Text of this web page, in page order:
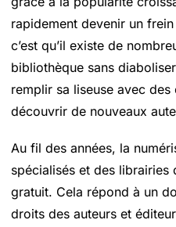
rapidement devenir un
c’est qu’il existe de
bibliothèque sans
remplir sa liseuse avec
découvrir de nouveaux
Au fil des années, la
spécialisés et des
gratuit. Cela répond à un
droits des auteurs et